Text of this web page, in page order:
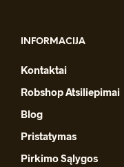
INFORMACIJA
Kontaktai
Robshop Atsiliepimai
Blog
Pristatymas
Pirkimo Sąlygos